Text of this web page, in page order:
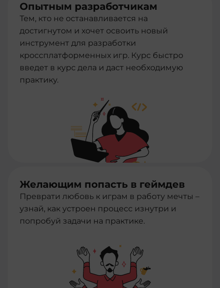
Опытным разработчикам
Тем, кто не останавливается на
достигнутом и хочет освоить новый
инструмент для разработки
кроссплатформенных игр. Курс быстро
введет в курс дела и даст необходимую
практику.
Желающим попасть в геймдев
Преврати любовь к играм в работу мечты –
узнай, как устроен процесс изнутри и
попробуй задачи на практике.